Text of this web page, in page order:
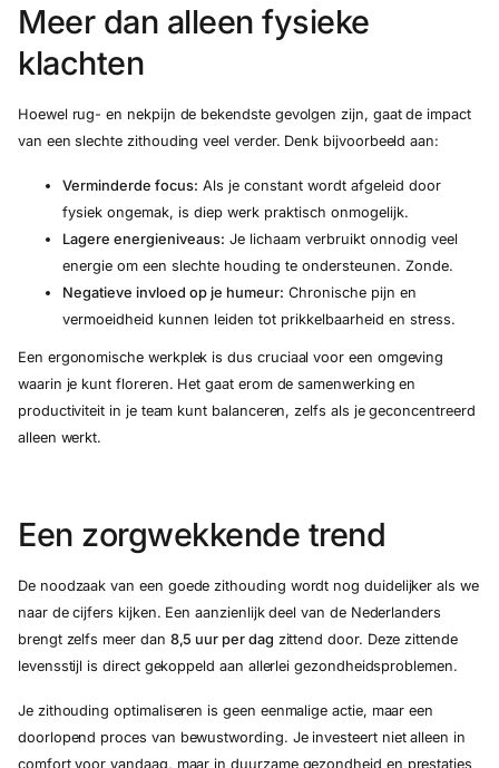
Meer dan alleen fysieke
klachten
Hoewel rug- en nekpijn de bekendste gevolgen zijn, gaat de impact
van een slechte zithouding veel verder. Denk bijvoorbeeld aan:
Verminderde focus: Als je constant wordt afgeleid door
fysiek ongemak, is diep werk praktisch onmogelijk.
Lagere energieniveaus: Je lichaam verbruikt onnodig veel
energie om een slechte houding te ondersteunen. Zonde.
Negatieve invloed op je humeur: Chronische pijn en
vermoeidheid kunnen leiden tot prikkelbaarheid en stress.
Een ergonomische werkplek is dus cruciaal voor een omgeving
waarin je kunt floreren. Het gaat erom de samenwerking en
productiviteit in je team kunt balanceren, zelfs als je geconcentreerd
alleen werkt.
Een zorgwekkende trend
De noodzaak van een goede zithouding wordt nog duidelijker als we
naar de cijfers kijken. Een aanzienlijk deel van de Nederlanders
brengt zelfs meer dan 8,5 uur per dag zittend door. Deze zittende
levensstijl is direct gekoppeld aan allerlei gezondheidsproblemen.
Je zithouding optimaliseren is geen eenmalige actie, maar een
doorlopend proces van bewustwording. Je investeert niet alleen in
comfort voor vandaag, maar in duurzame gezondheid en prestaties